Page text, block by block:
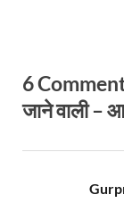
6
जाने वाली –